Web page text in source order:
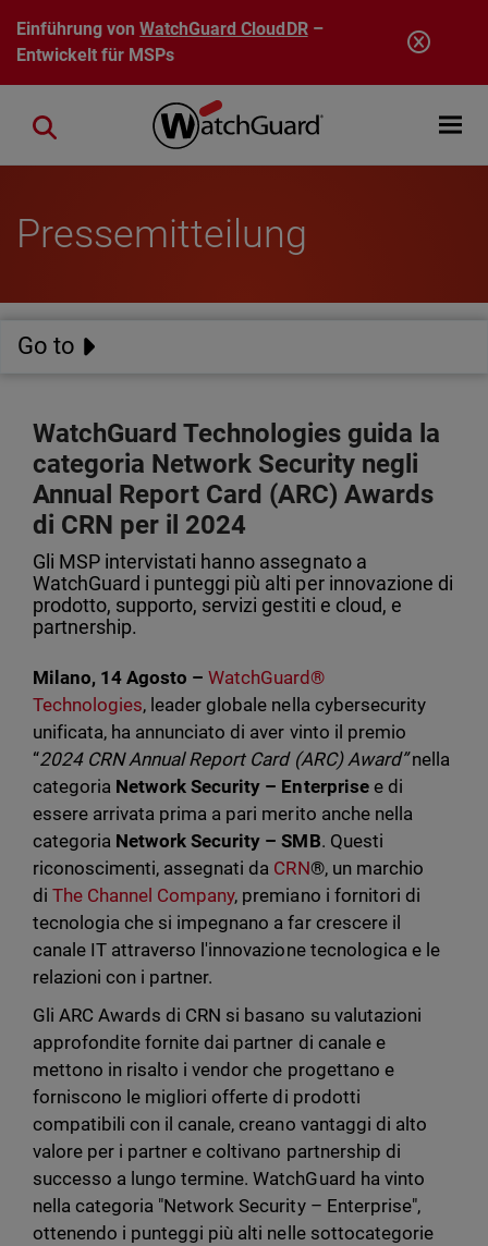
Direkt zum Inhalt
Einführung vonWatchGuard CloudDR–
Entwickelt für MSPs
Open
Close search
Pressemitteilung
Go to
WatchGuard Technologies guida la
categoria Network Security negli
Annual Report Card (ARC) Awards
di CRN per il 2024
Gli MSP intervistati hanno assegnato a
WatchGuard i punteggi più alti per innovazione di
prodotto, supporto, servizi gestiti e cloud, e
partnership.
Milano, 14 Agosto –WatchGuard®
Technologies, leader globale nella cybersecurity
unificata, ha annunciato di aver vinto il premio
“2024 CRN Annual Report Card (ARC) Award”nella
categoria Network Security – Enterprisee di
essere arrivata prima a pari merito anche nella
categoria Network Security – SMB. Questi
riconoscimenti, assegnati da CRN®, un marchio
diThe Channel Company, premiano i fornitori di
tecnologia che si impegnano a far crescere il
canale IT attraverso l'innovazione tecnologica e le
relazioni con i partner.
Gli ARC Awards di CRN si basano su valutazioni
approfondite fornite dai partner di canale e
mettono in risalto i vendor che progettano e
forniscono le migliori offerte di prodotti
compatibili con il canale, creano vantaggi di alto
valore per i partner e coltivano partnership di
successo a lungo termine. WatchGuard ha vinto
nella categoria "Network Security – Enterprise",
ottenendo i punteggi più alti nelle sottocategorie